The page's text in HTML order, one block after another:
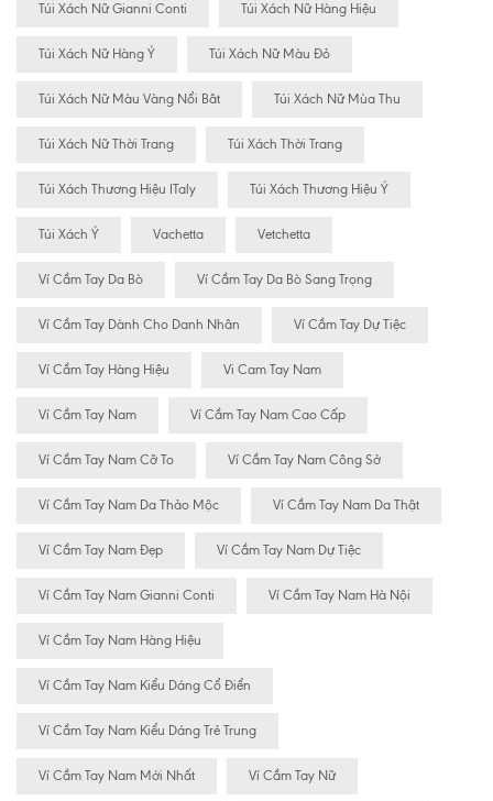
Túi Xách Nữ Gianni Conti Túi Xách Nữ Hàng Hiệu
Túi Xách Nữ Hàng Ý Túi Xách Nữ Màu Đỏ
Túi Xách Nữ Màu Vàng Nổi Bât Túi Xách Nữ Mùa Thu
Túi Xách Nữ Thời Trang Túi Xách Thời Trang
Túi Xách Thương Hiệu ITaly Túi Xách Thương Hiệu Ý
Túi Xách Ý Vachetta Vetchetta
Ví Cầm Tay Da Bò Ví Cầm Tay Da Bò Sang Trọng
Ví Cầm Tay Dành Cho Danh Nhân Ví Cầm Tay Dự Tiệc
Ví Cầm Tay Hàng Hiệu Vi Cam Tay Nam
Ví Cầm Tay Nam Ví Cầm Tay Nam Cao Cấp
Ví Cầm Tay Nam Cỡ To Ví Cầm Tay Nam Công Sở
Ví Cầm Tay Nam Da Thảo Mộc Ví Cầm Tay Nam Da Thật
Ví Cầm Tay Nam Đẹp Ví Cầm Tay Nam Dự Tiệc
Ví Cầm Tay Nam Gianni Conti Ví Cầm Tay Nam Hà Nội
Ví Cầm Tay Nam Hàng Hiệu
Ví Cầm Tay Nam Kiểu Dáng Cổ Điển
Ví Cầm Tay Nam Kiểu Dáng Trẻ Trung
Ví Cầm Tay Nam Mới Nhất Ví Cầm Tay Nữ